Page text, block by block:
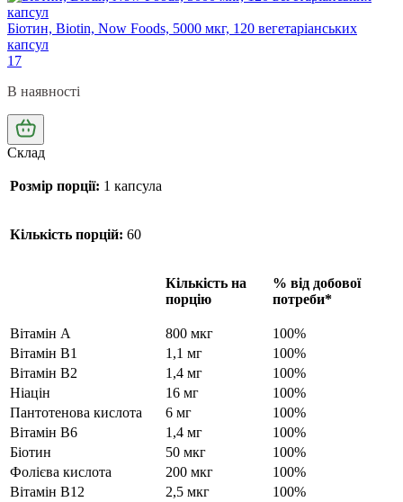
Біотин, Biotin, Now Foods, 5000 мкг, 120 вегетаріанських
капсул
17
В наявності
Склад
Розмір порції: 1 капсула
Кількість порцій: 60
Кількість на
порцію
% від добової
потреби*
Вітамін A 800 мкг
100%
Вітамін B1
1,1 мг
100%
Вітамін B2
1,4 мг
100%
Ніацін
16 мг
100%
Пантотенова кислота
6 мг
100%
Вітамін B6
1,4 мг
100%
Біотин
50 мкг
100%
Фолієва кислота
200 мкг
100%
Вітамін B12
2,5 мкг
100%